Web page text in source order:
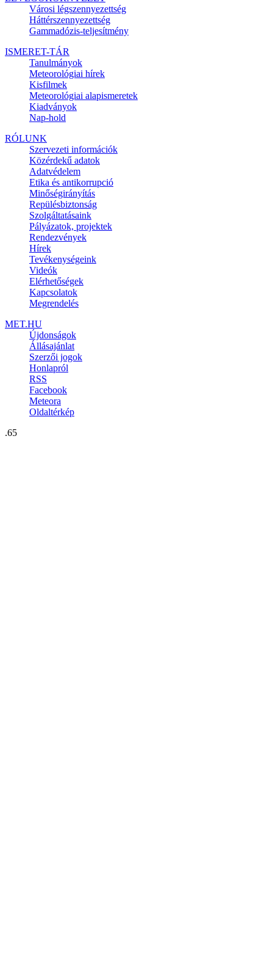
Városi légszennyezettség
Háttérszennyezettség
Gammadózis-teljesítmény
ISMERET-TÁR
Tanulmányok
Meteorológiai hírek
Kisfilmek
Meteorológiai alapismeretek
Kiadványok
Nap-hold
RÓLUNK
Szervezeti információk
Közérdekű adatok
Adatvédelem
Etika és antikorrupció
Minőségirányítás
Repülésbiztonság
Szolgáltatásaink
Pályázatok, projektek
Rendezvények
Hírek
Tevékenységeink
Videók
Elérhetőségek
Kapcsolatok
Megrendelés
MET.HU
Újdonságok
Állásajánlat
Szerzői jogok
Honlapról
RSS
Facebook
Meteora
Oldaltérkép
.65